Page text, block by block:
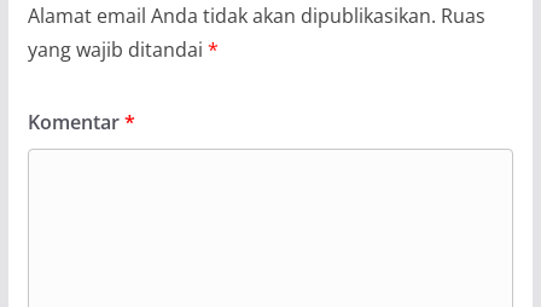
Alamat email Anda tidak akan dipublikasikan. Ruas
yang wajib ditandai *
Komentar*